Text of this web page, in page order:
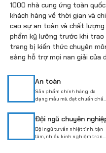
1000 nhà cung ứng toàn
khách hàng về thời gian và chi
cao sự an toàn và chất lượng
phẩm kỹ lưỡng trước khi trao
trang bị kiến thức chuyên
sàng hỗ trợ mọi nan giải của
An toàn
Sản phẩm chính hãng, đa
dạng mẫu mã, đạt chuẩn chất
Đội ngũ chuyên
Đội ngũ tư vấn nhiệt tình, tận
tâm, nhiều kinh nghiệm trong